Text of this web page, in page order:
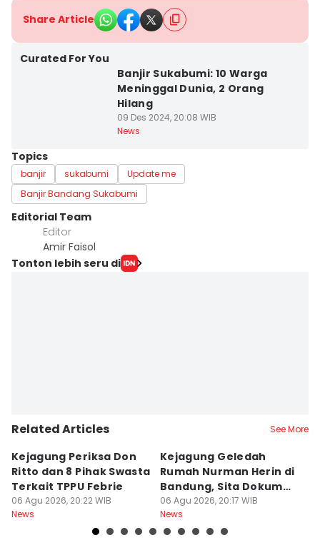
Share Article
Curated For You
Banjir Sukabumi: 10 Warga
Meninggal Dunia, 2 Orang
Hilang
09 Des 2024, 20:08 WIB
News
Topics
banjir sukabumi
Update me
Banjir Bandang Sukabumi
Editorial Team
Editor
Amir Faisol
Tonton lebih seru di
Related Articles See More
Kejagung Periksa Don
Ritto dan 8 Pihak Swasta
Terkait TPPU Febrie
06 Agu 2026, 20:22 WIB
News
Kejagung Geledah
Rumah Nurman Herin di
Bandung, Sita Dokumen
TPPU Febrie
06 Agu 2026, 20:17 WIB
News